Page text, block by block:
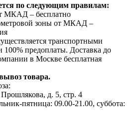
по следующим правилам:
МКАД – бесплатно
зоны от МКАД –
транспортными
предоплаты. Доставка до
в Москве бесплатная
товара.
д. 5, стр. 4
пятница: 09.00-21.00, суббота: